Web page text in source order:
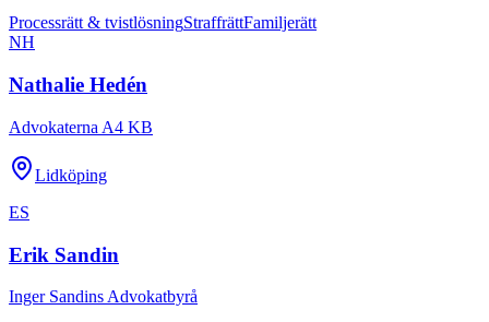
Processrätt & tvistlösningStraffrättFamiljerätt
NH
Nathalie Hedén
Advokaterna A4 KB
Lidköping
ES
Erik Sandin
Inger Sandins Advokatbyrå